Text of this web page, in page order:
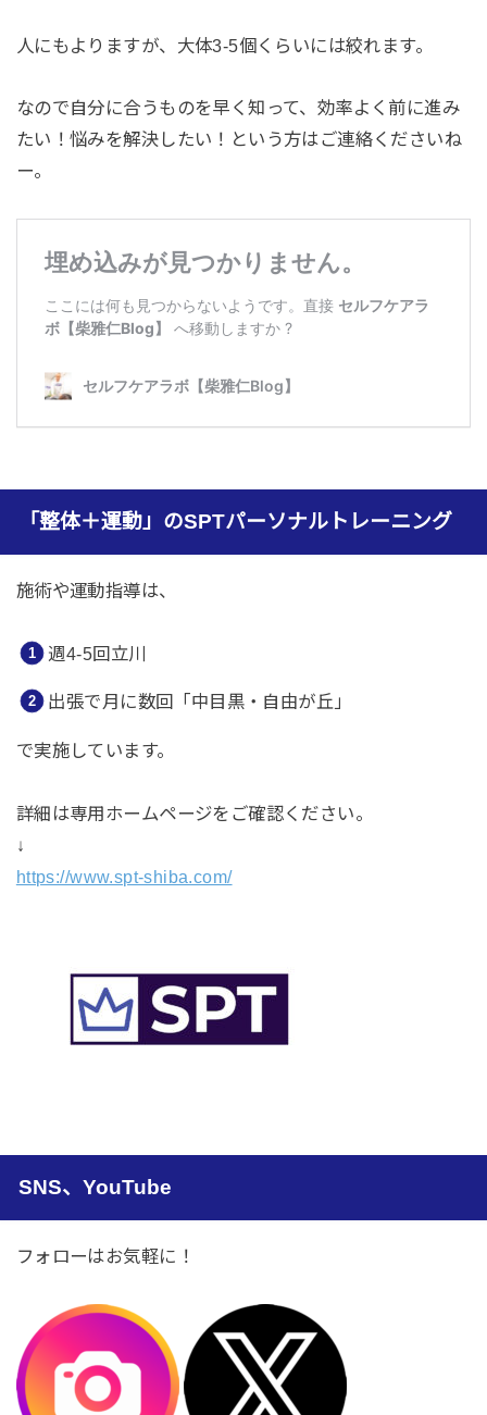
人にもよりますが、大体3-5個くらいには絞れます。
なので自分に合うものを早く知って、効率よく前に進み
たい！悩みを解決したい！という方はご連絡くださいね
ー。
「整体＋運動」のSPTパーソナルトレーニング
施術や運動指導は、
週4-5回立川
出張で月に数回「中目黒・自由が丘」
で実施しています。
詳細は専用ホームページをご確認ください。
↓
https://www.spt-shiba.com/
SNS、YouTube
フォローはお気軽に！